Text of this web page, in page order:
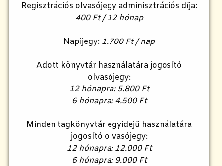
Regisztrációs olvasójegy adminisztrációs díja:
400 Ft / 12 hónap
Napijegy: 1.700 Ft / nap
Adott könyvtár használatára jogosító
olvasójegy:
12 hónapra: 5.800 Ft
6 hónapra: 4.500 Ft
Minden tagkönyvtár egyidejű használatára
jogosító olvasójegy:
12 hónapra: 12.000 Ft
6 hónapra: 9.000 Ft